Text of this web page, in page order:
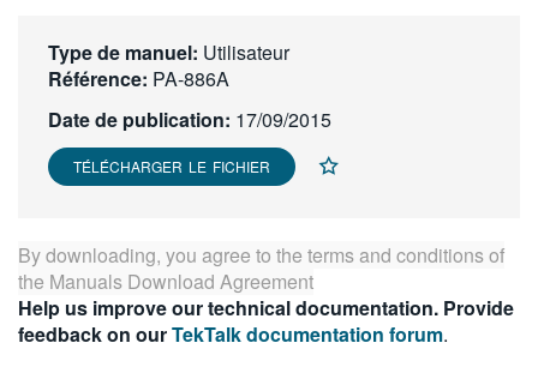
简体中文
한국어
繁體中文
Type de manuel: Utilisateur
Référence: PA-886A
Date de publication: 17/09/2015
TÉLÉCHARGER LE FICHIER
By downloading, you agree to the terms and conditions of
the Manuals Download Agreement
Help us improve our technical documentation. Provide
feedback on ourTekTalk documentation forum.